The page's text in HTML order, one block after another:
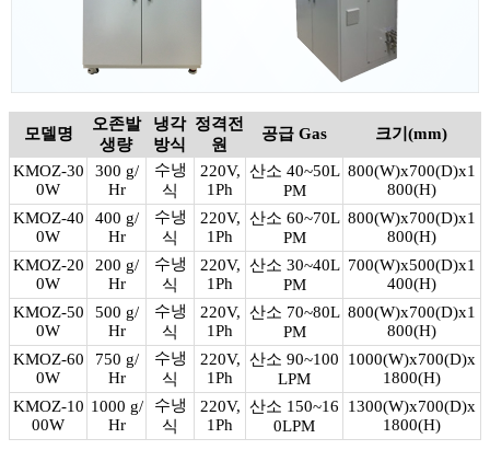
모델명
오존발
생량
냉각
방식
정격전
원
공급 Gas 크기(mm)
KMOZ-30
0W
300 g/
Hr
수냉
식
220V,
1Ph
산소 40~50L
PM
800(W)x700(D)x1
800(H)
KMOZ-40
0W
400 g/
Hr
수냉
식
220V,
1Ph
산소 60~70L
PM
800(W)x700(D)x1
800(H)
KMOZ-20
0W
200 g/
Hr
수냉
식
220V,
1Ph
산소 30~40L
PM
700(W)x500(D)x1
400(H)
KMOZ-50
0W
500 g/
Hr
수냉
식
220V,
1Ph
산소 70~80L
PM
800(W)x700(D)x1
800(H)
KMOZ-60
0W
750 g/
Hr
수냉
식
220V,
1Ph
산소 90~100
LPM
1000(W)x700(D)x
1800(H)
KMOZ-10
00W
1000 g/
Hr
수냉
식
220V,
1Ph
산소 150~16
0LPM
1300(W)x700(D)x
1800(H)